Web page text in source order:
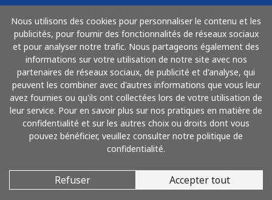
Nous utilisons des cookies pour personnaliser le contenu et les
publicités, pour fournir des fonctionnalités de réseaux sociaux
et pour analyser notre trafic. Nous partageons également des
informations sur votre utilisation de notre site avec nos
partenaires de réseaux sociaux, de publicité et d'analyse, qui
peuvent les combiner avec d'autres informations que vous leur
avez fournies ou qu'ils ont collectées lors de votre utilisation de
leur service. Pour en savoir plus sur nos pratiques en matière de
confidentialité et sur les autres choix ou droits dont vous
pouvez bénéficier, veuillez consulter notre politique de
confidentialité.
Refuser Accepter tout
Achetez
Mode de fonctionnement
Payez avec
© 2026 AlloAlgeria